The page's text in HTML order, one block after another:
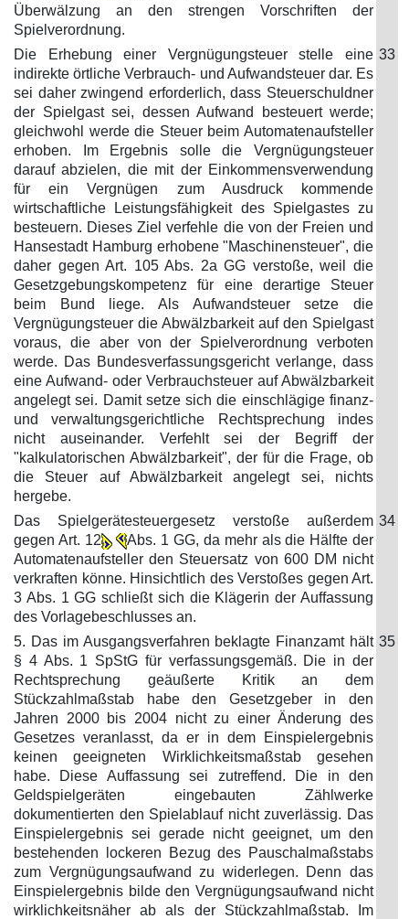
Überwälzung an den strengen Vorschriften der
Spielverordnung.
Die Erhebung einer Vergnügungsteuer stelle eine
indirekte örtliche Verbrauch- und Aufwandsteuer dar. Es
sei daher zwingend erforderlich, dass Steuerschuldner
der Spielgast sei, dessen Aufwand besteuert werde;
gleichwohl werde die Steuer beim Automatenaufsteller
erhoben. Im Ergebnis solle die Vergnügungsteuer
darauf abzielen, die mit der Einkommensverwendung
für ein Vergnügen zum Ausdruck kommende
wirtschaftliche Leistungsfähigkeit des Spielgastes zu
besteuern. Dieses Ziel verfehle die von der Freien und
Hansestadt Hamburg erhobene "Maschinensteuer", die
daher gegen Art. 105 Abs. 2a GG verstoße, weil die
Gesetzgebungskompetenz für eine derartige Steuer
beim Bund liege. Als Aufwandsteuer setze die
Vergnügungsteuer die Abwälzbarkeit auf den Spielgast
voraus, die aber von der Spielverordnung verboten
werde. Das Bundesverfassungsgericht verlange, dass
eine Aufwand- oder Verbrauchsteuer auf Abwälzbarkeit
angelegt sei. Damit setze sich die einschlägige finanz-
und verwaltungsgerichtliche Rechtsprechung indes
nicht auseinander. Verfehlt sei der Begriff der
"kalkulatorischen Abwälzbarkeit", der für die Frage, ob
die Steuer auf Abwälzbarkeit angelegt sei, nichts
hergebe.
33
Das Spielgerätesteuergesetz verstoße außerdem
gegen Art. 12
Abs. 1 GG, da mehr als die Hälfte der
Automatenaufsteller den Steuersatz von 600 DM nicht
verkraften könne. Hinsichtlich des Verstoßes gegen Art.
3 Abs. 1 GG schließt sich die Klägerin der Auffassung
des Vorlagebeschlusses an.
34
5. Das im Ausgangsverfahren beklagte Finanzamt hält
§ 4 Abs. 1 SpStG für verfassungsgemäß. Die in der
Rechtsprechung geäußerte Kritik an dem
Stückzahlmaßstab habe den Gesetzgeber in den
Jahren 2000 bis 2004 nicht zu einer Änderung des
Gesetzes veranlasst, da er in dem Einspielergebnis
keinen geeigneten Wirklichkeitsmaßstab gesehen
habe. Diese Auffassung sei zutreffend. Die in den
Geldspielgeräten eingebauten Zählwerke
dokumentierten den Spielablauf nicht zuverlässig. Das
Einspielergebnis sei gerade nicht geeignet, um den
bestehenden lockeren Bezug des Pauschalmaßstabs
zum Vergnügungsaufwand zu widerlegen. Denn das
Einspielergebnis bilde den Vergnügungsaufwand nicht
wirklichkeitsnäher ab als der Stückzahlmaßstab. Im
35